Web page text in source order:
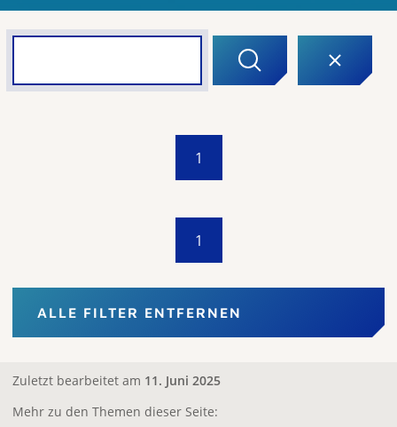
1
1
ALLE FILTER ENTFERNEN
Zuletzt bearbeitet am 11. Juni 2025
Mehr zu den Themen dieser Seite: